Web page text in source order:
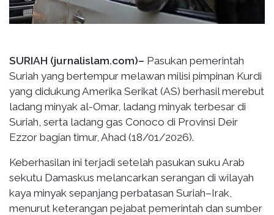
SURIAH (jurnalislam.com)– Pasukan pemerintah
Suriah yang bertempur melawan milisi pimpinan Kurdi
yang didukung Amerika Serikat (AS) berhasil merebut
ladang minyak al-Omar, ladang minyak terbesar di
Suriah, serta ladang gas Conoco di Provinsi Deir
Ezzor bagian timur, Ahad (18/01/2026).
Keberhasilan ini terjadi setelah pasukan suku Arab
sekutu Damaskus melancarkan serangan di wilayah
kaya minyak sepanjang perbatasan Suriah–Irak,
menurut keterangan pejabat pemerintah dan sumber